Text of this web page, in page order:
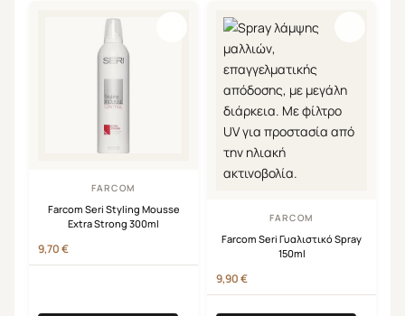
FARCOM
Farcom Seri Styling Mousse
Extra Strong 300ml
9,70€
FARCOM
Farcom Seri Γυαλιστικό Spray
150ml
9,90€